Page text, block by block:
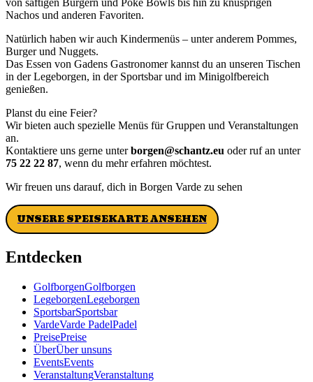
von saftigen Burgern und Poké Bowls bis hin zu knusprigen
Nachos und anderen Favoriten.
Natürlich haben wir auch Kindermenüs – unter anderem Pommes,
Burger und Nuggets.
Das Essen von Gadens Gastronomer kannst du an unseren Tischen
in der Legeborgen, in der Sportsbar und im Minigolfbereich
genießen.
Planst du eine Feier?
Wir bieten auch spezielle Menüs für Gruppen und Veranstaltungen
an.
Kontaktiere uns gerne unterborgen@schantz.eu oder ruf an unter
75 22 22 87, wenn du mehr erfahren möchtest.
Wir freuen uns darauf, dich in Borgen Varde zu sehen
UNSERE SPEISEKARTE ANSEHEN
Entdecken
GolfborgenGolfborgen
LegeborgenLegeborgen
SportsbarSportsbar
VardeVarde PadelPadel
PreisePreise
ÜberÜber unsuns
EventsEvents
VeranstaltungVeranstaltung